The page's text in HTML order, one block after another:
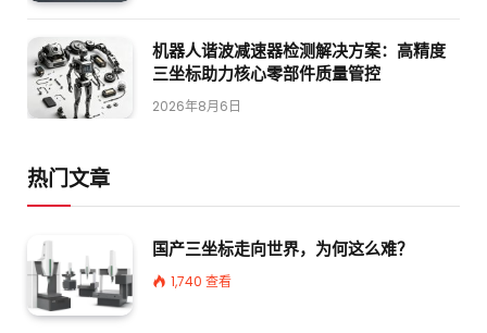
机器人谐波减速器检测解决方案：高精度
三坐标助力核心零部件质量管控
2026年8月6日
热门文章
国产三坐标走向世界，为何这么难？
1,740 查看